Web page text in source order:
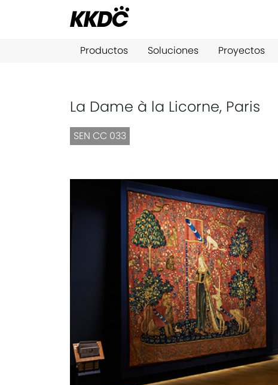
Productos Soluciones Proyectos
La Dame à la Licorne, Paris
SEN CC 033